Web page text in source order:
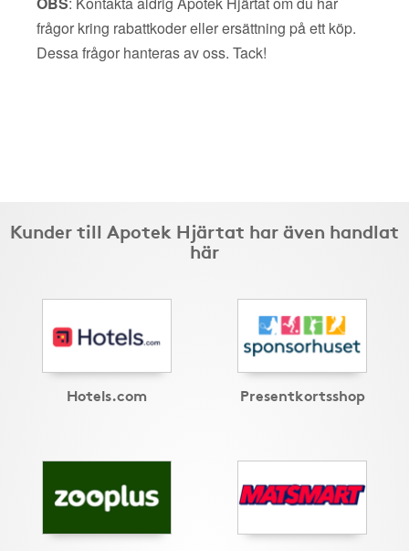
frågor kring rabattkoder eller ersättning på ett köp.
Dessa frågor hanteras av oss. Tack!
Kunder till Apotek Hjärtat har även handlat
här
Hotels.com Presentkortsshop